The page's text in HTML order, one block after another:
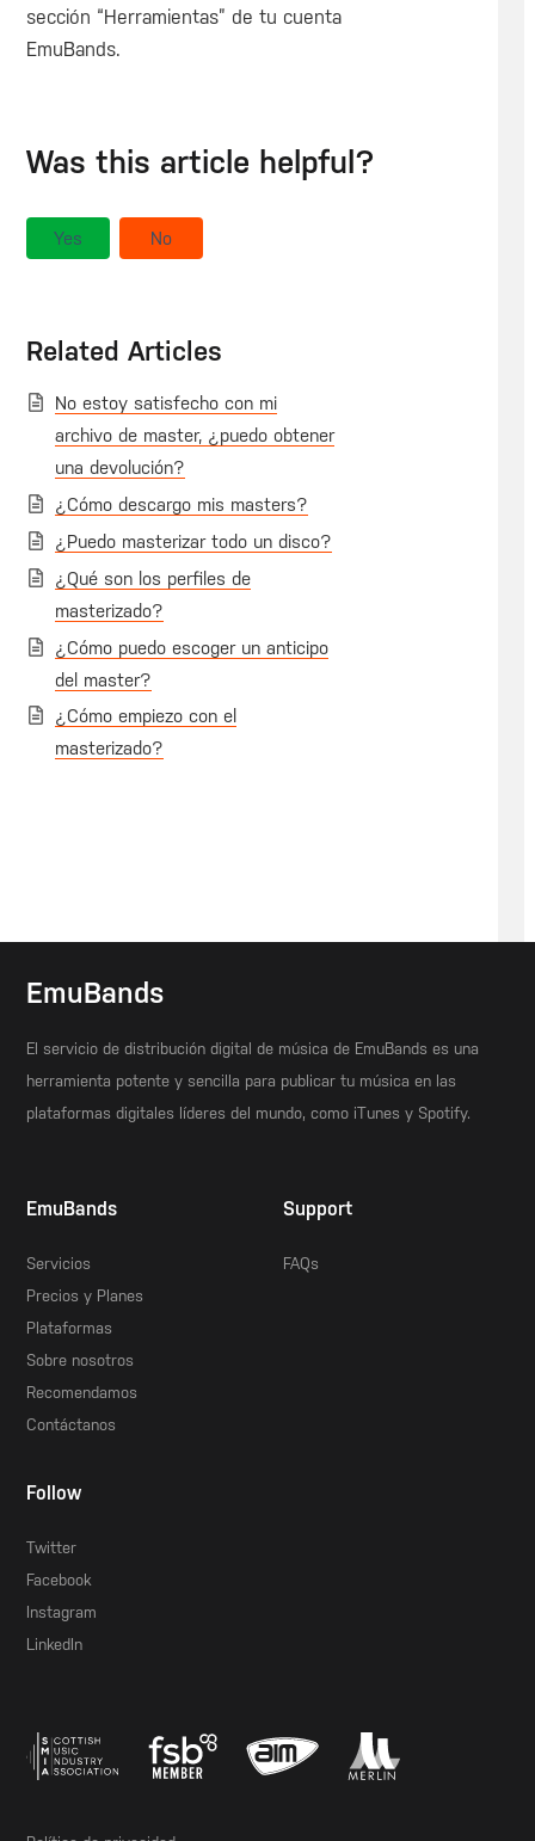
sección “Herramientas” de tu cuenta
EmuBands.
Was this article helpful?
Yes No
Related Articles
No estoy satisfecho con mi
archivo de master, ¿puedo obtener
una devolución?
¿Cómo descargo mis masters?
¿Puedo masterizar todo un disco?
¿Qué son los perfiles de
masterizado?
¿Cómo puedo escoger un anticipo
del master?
¿Cómo empiezo con el
masterizado?
EmuBands
El servicio de distribución digital de música de EmuBands es una
herramienta potente y sencilla para publicar tu música en las
plataformas digitales líderes del mundo, como iTunes y Spotify.
EmuBands
Servicios
Precios y Planes
Plataformas
Sobre nosotros
Recomendamos
Contáctanos
Support
FAQs
Follow
Twitter
Facebook
Instagram
LinkedIn